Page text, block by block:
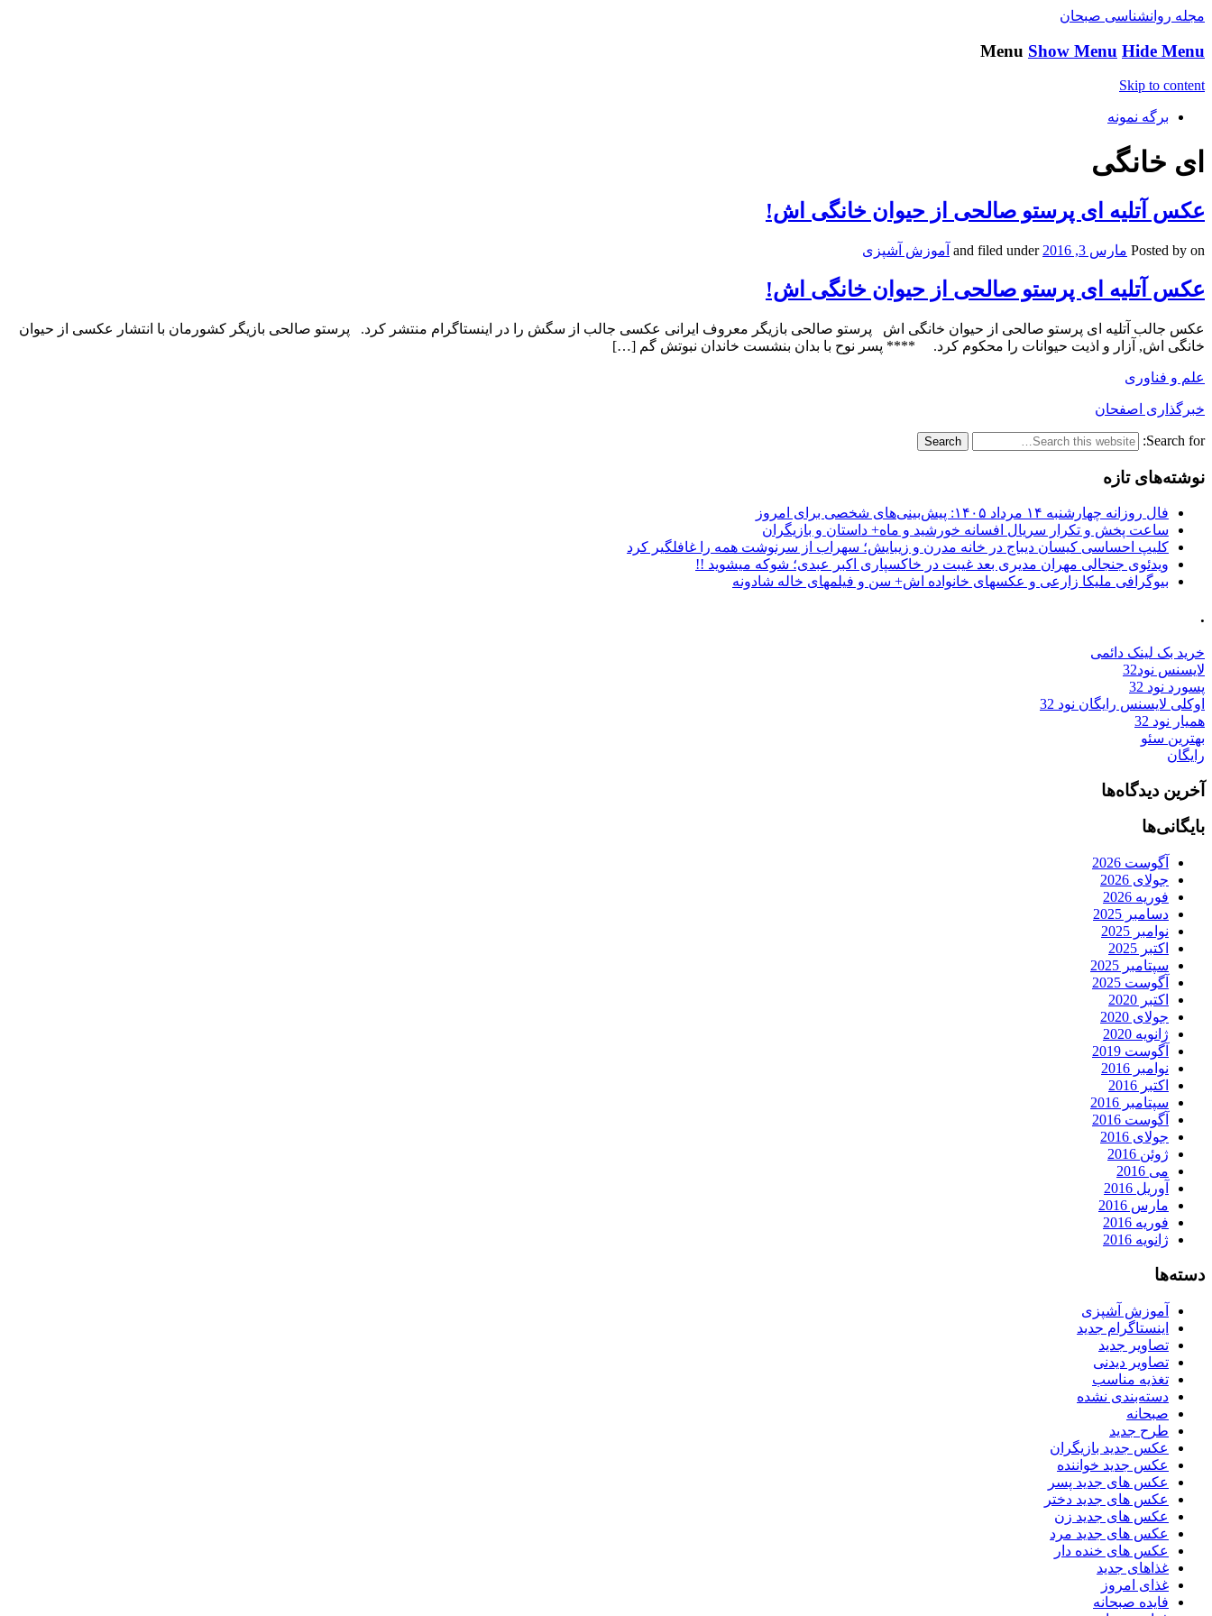
مجله روانشناسی صبحان
Menu Show Menu Hide Menu
Skip to content
برگه نمونه
ای خانگی
عکس آتلیه ای پرستو صالحی از حیوان خانگی اش!
Posted by on مارس 3, 2016 and filed under آموزش آشپزی
عکس آتلیه ای پرستو صالحی از حیوان خانگی اش!
عکس جالب آتلیه ای پرستو صالحی از حیوان خانگی اش پرستو صالحی بازیگر معروف ایرانی عکسی جالب از سگش را در اینستاگرام منتشر کرد. پرستو صالحی بازیگر کشورمان با انتشار عکسی از حیوان
خانگی اش, آزار و اذیت حیوانات را محکوم کرد. **** پسر نوح با بدان بنشست خاندان نبوتش گم […]
علم و فناوری
خبرگذاری اصفحان
Search for:
نوشته‌های تازه
فال روزانه چهارشنبه ۱۴ مرداد ۱۴۰۵: پیش‌بینی‌های شخصی برای امروز
ساعت پخش و تکرار سریال افسانه خورشید و ماه+ داستان و بازیگران
کلیپ احساسی کیسان دیباج در خانه مدرن و زیبایش؛ سهراب از سرنوشت همه را غافلگیر کرد
ویدئوی جنجالی مهران مدیری بعد غیبت در خاکسپاری اکبر عبدی؛ شوکه میشوید !!
بیوگرافی ملیکا زارعی و عکسهای خانواده اش+ سن و فیلمهای خاله شادونه
.
خرید بک لینک دائمی
لایسنس نود32
پسورد نود 32
اوکلی لایسنس رایگان نود 32
همیار نود 32
بهترین سئو
رایگان
آخرین دیدگاه‌ها
بایگانی‌ها
آگوست 2026
جولای 2026
فوریه 2026
دسامبر 2025
نوامبر 2025
اکتبر 2025
سپتامبر 2025
آگوست 2025
اکتبر 2020
جولای 2020
ژانویه 2020
آگوست 2019
نوامبر 2016
اکتبر 2016
سپتامبر 2016
آگوست 2016
جولای 2016
ژوئن 2016
می 2016
آوریل 2016
مارس 2016
فوریه 2016
ژانویه 2016
دسته‌ها
آموزش آشپزی
اینستاگرام جدید
تصاویر جدید
تصاویر دیدنی
تغذیه مناسب
دسته‌بندی نشده
صبحانه
طرح جدید
عکس جدید بازیگران
عکس جدید خواننده
عکس های جدید پسر
عکس های جدید دختر
عکس های جدید زن
عکس های جدید مرد
عکس های خنده دار
غذاهای جدید
غذای امروز
فایده صبحانه